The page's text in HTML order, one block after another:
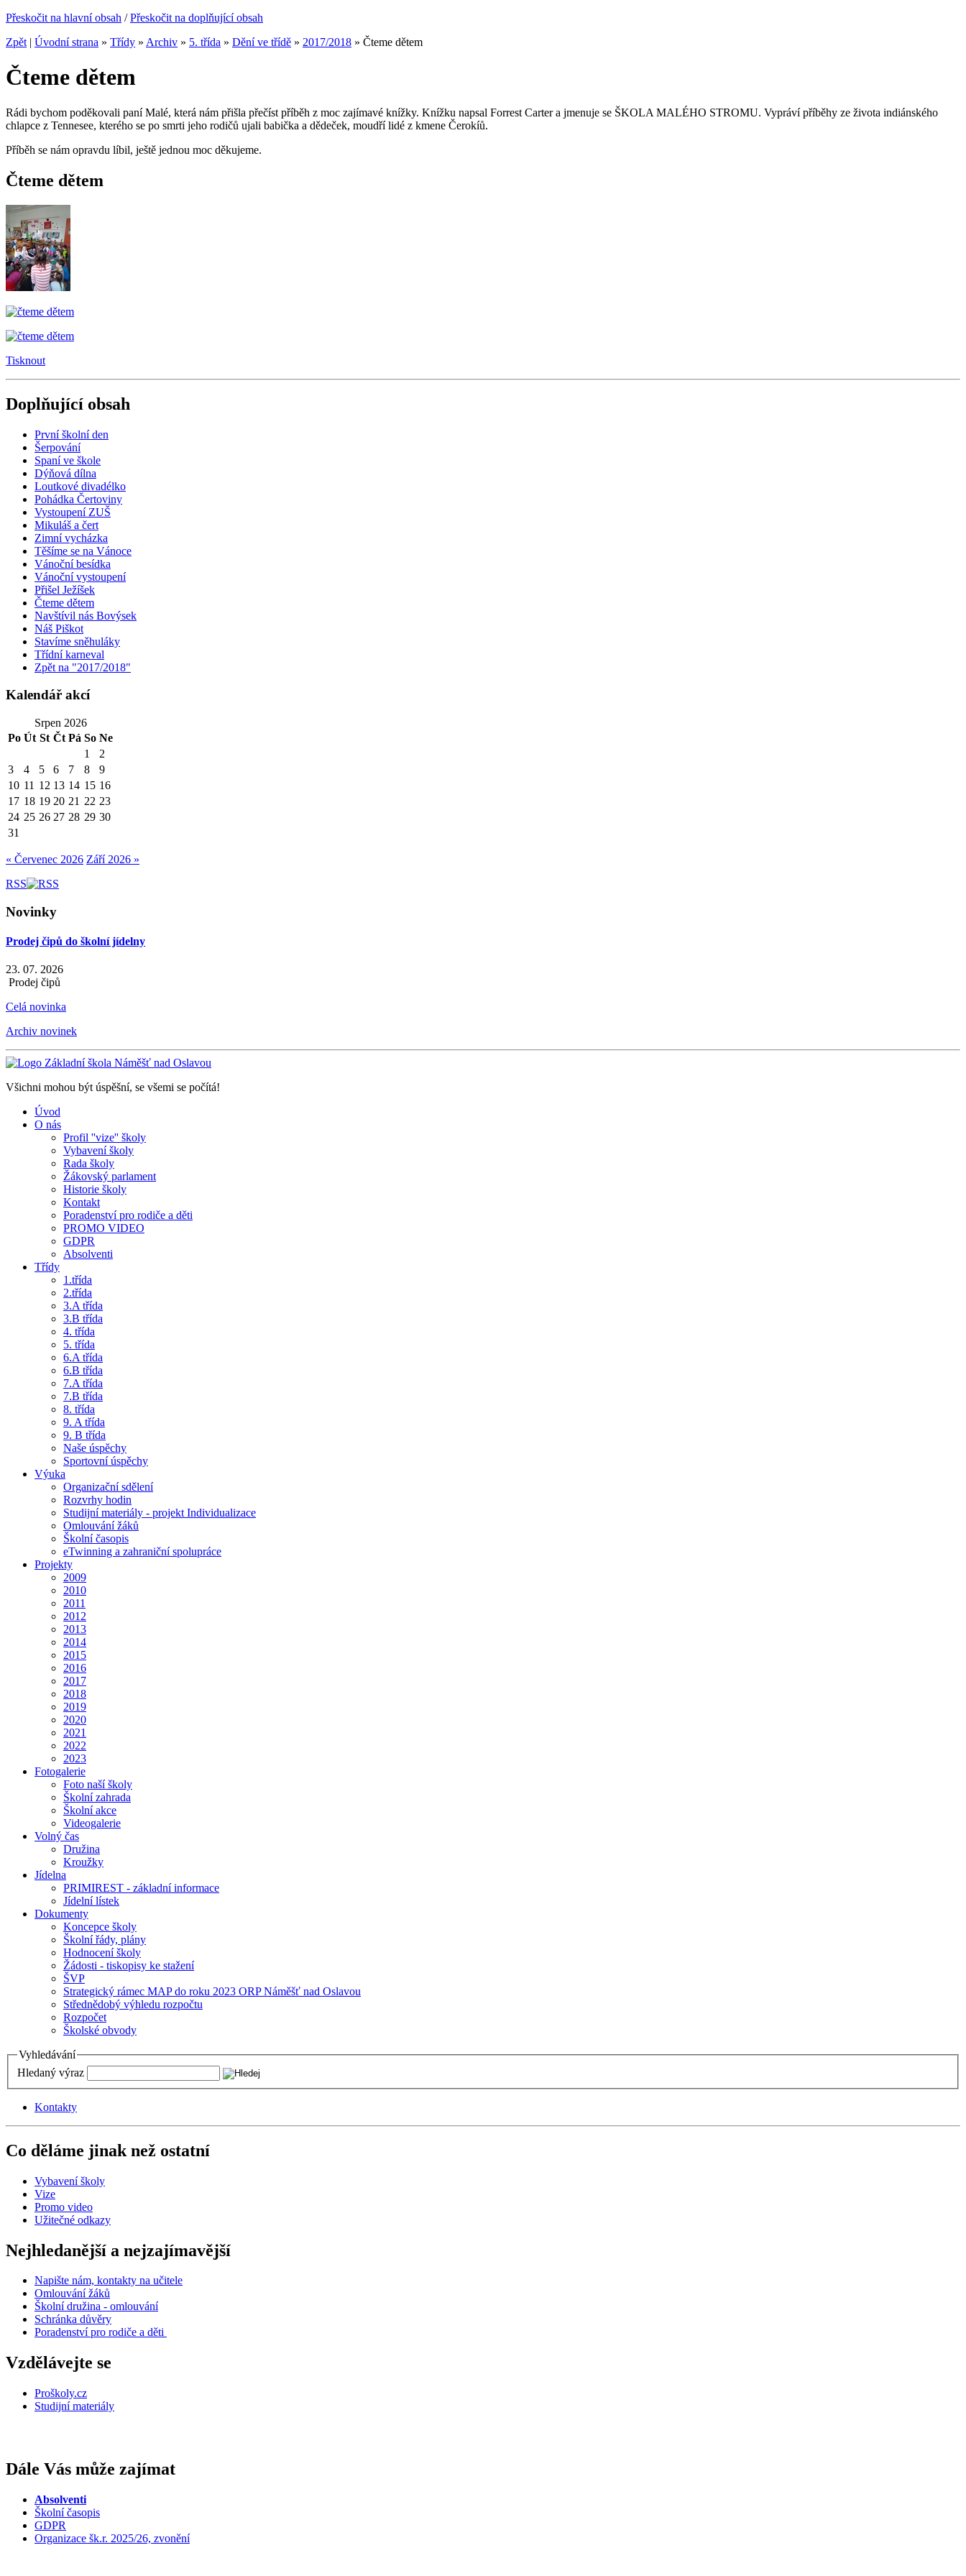
Přeskočit na hlavní obsah /Přeskočit na doplňující obsah
Zpět | Úvodní strana » Třídy » Archiv » 5. třída » Dění ve třídě » 2017/2018 » Čteme dětem
Čteme dětem
Rádi bychom poděkovali paní Malé, která nám přišla přečíst příběh z moc zajímavé knížky. Knížku napsal Forrest Carter a jmenuje se ŠKOLA MALÉHO STROMU. Vypráví příběhy ze života indiánského
chlapce z Tennesee, kterého se po smrti jeho rodičů ujali babička a dědeček, moudří lidé z kmene Čerokíů.
Příběh se nám opravdu líbil, ještě jednou moc děkujeme.
Čteme dětem
Tisknout
Doplňující obsah
První školní den
Šerpování
Spaní ve škole
Dýňová dílna
Loutkové divadélko
Pohádka Čertoviny
Vystoupení ZUŠ
Mikuláš a čert
Zimní vycházka
Těšíme se na Vánoce
Vánoční besídka
Vánoční vystoupení
Přišel Ježíšek
Čteme dětem
Navštívil nás Bovýsek
Náš Piškot
Stavíme sněhuláky
Třídní karneval
Zpět na "2017/2018"
Kalendář akcí
Srpen 2026
Po Út St Čt Pá So Ne
1
2
3
4 5 6 7 8
9
10 11 12 13 14 15 16
17 18 19 20 21 22 23
24 25 26 27 28 29 30
31
« Červenec 2026 Září 2026 »
RSS
Novinky
Prodej čipů do školní jídelny
23. 07. 2026
Prodej čipů
Celá novinka
Archiv novinek
Všichni mohou být úspěšní, se všemi se počítá!
Úvod
O nás
Profil ''vize'' školy
Vybavení školy
Rada školy
Žákovský parlament
Historie školy
Kontakt
Poradenství pro rodiče a děti
PROMO VIDEO
GDPR
Absolventi
Třídy
1.třída
2.třída
3.A třída
3.B třída
4. třída
5. třída
6.A třída
6.B třída
7.A třída
7.B třída
8. třída
9. A třída
9. B třída
Naše úspěchy
Sportovní úspěchy
Výuka
Organizační sdělení
Rozvrhy hodin
Studijní materiály - projekt Individualizace
Omlouvání žáků
Školní časopis
eTwinning a zahraniční spolupráce
Projekty
2009
2010
2011
2012
2013
2014
2015
2016
2017
2018
2019
2020
2021
2022
2023
Fotogalerie
Foto naší školy
Školní zahrada
Školní akce
Videogalerie
Volný čas
Družina
Kroužky
Jídelna
PRIMIREST - základní informace
Jídelní lístek
Dokumenty
Koncepce školy
Školní řády, plány
Hodnocení školy
Žádosti - tiskopisy ke stažení
ŠVP
Strategický rámec MAP do roku 2023 ORP Náměšť nad Oslavou
Střednědobý výhledu rozpočtu
Rozpočet
Školské obvody
Vyhledávání
Hledaný výraz
Kontakty
Co děláme jinak než ostatní
Vybavení školy
Vize
Promo video
Užitečné odkazy
Nejhledanější a nejzajímavější
Napište nám, kontakty na učitele
Omlouvání žáků
Školní družina - omlouvání
Schránka důvěry
Poradenství pro rodiče a děti
Vzdělávejte se
Proškoly.cz
Studijní materiály
Dále Vás může zajímat
Absolventi
Školní časopis
GDPR
Organizace šk.r. 2025/26, zvonění